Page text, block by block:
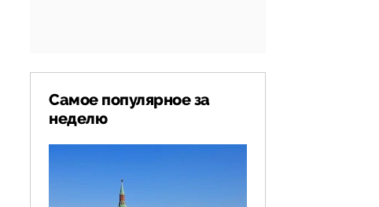
Самое популярное за
неделю